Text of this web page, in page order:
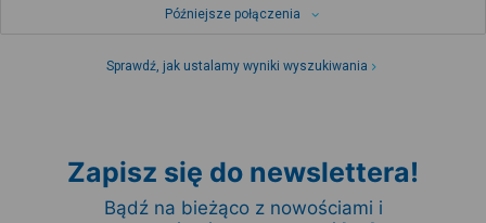
Późniejsze połączenia
Sprawdź, jak ustalamy wyniki wyszukiwania
Zapisz się do newslettera!
Bądź na bieżąco z nowościami i